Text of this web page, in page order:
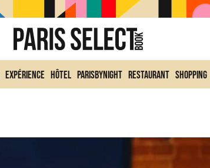
Expérience Hôtel ParisByNight Restaurant Shopping